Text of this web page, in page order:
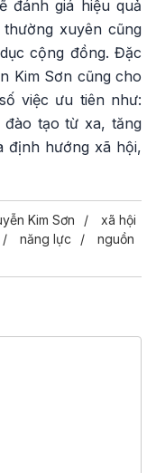
đánh giá hiệu quả
xuyên cũng
cộng đồng. Đặc
Kim Sơn cũng cho
việc ưu tiên như:
tạo từ xa, tăng
định hướng xã hội,
Kim Sơn
xã hội
năng lực
nguồn